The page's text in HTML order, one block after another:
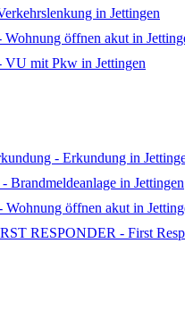
in Jettingen
öffnen akut in
VU mit Pkw in Jettingen
- Erkundung in
Brandmeldeanlage in Jettingen
Wohnung öffnen akut in
RESPONDER - First